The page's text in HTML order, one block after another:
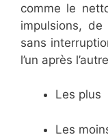
comme le
impulsions,
sans
l’un après
Les plus
Les